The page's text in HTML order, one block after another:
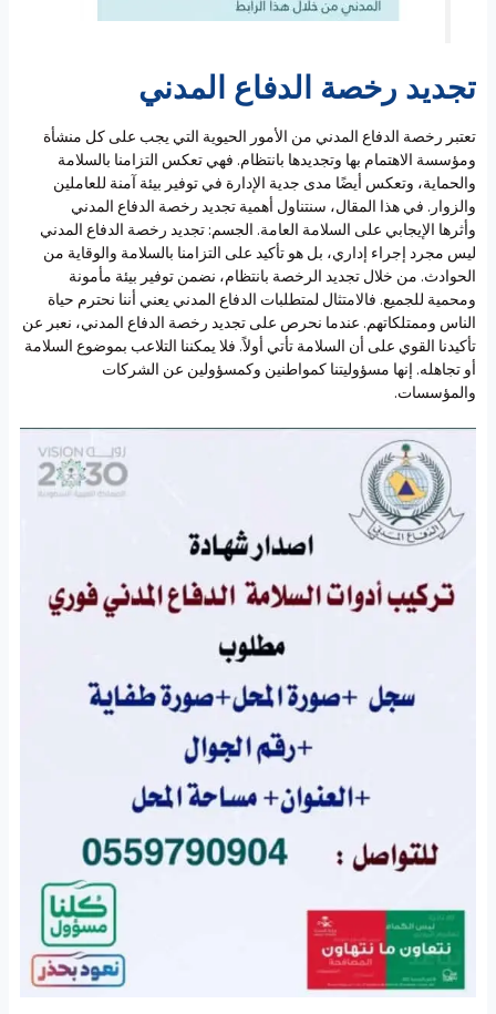
تجديد رخصة الدفاع المدني
تعتبر رخصة الدفاع المدني من الأمور الحيوية التي يجب على كل منشأة
ومؤسسة الاهتمام بها وتجديدها بانتظام. فهي تعكس التزامنا بالسلامة
والحماية، وتعكس أيضًا مدى جدية الإدارة في توفير بيئة آمنة للعاملين
والزوار. في هذا المقال، سنتناول أهمية تجديد رخصة الدفاع المدني
وأثرها الإيجابي على السلامة العامة. الجسم: تجديد رخصة الدفاع المدني
ليس مجرد إجراء إداري، بل هو تأكيد على التزامنا بالسلامة والوقاية من
الحوادث. من خلال تجديد الرخصة بانتظام، نضمن توفير بيئة مأمونة
ومحمية للجميع. فالامتثال لمتطلبات الدفاع المدني يعني أننا نحترم حياة
الناس وممتلكاتهم. عندما نحرص على تجديد رخصة الدفاع المدني، نعبر عن
تأكيدنا القوي على أن السلامة تأتي أولاً. فلا يمكننا التلاعب بموضوع السلامة
أو تجاهله. إنها مسؤوليتنا كمواطنين وكمسؤولين عن الشركات
والمؤسسات.